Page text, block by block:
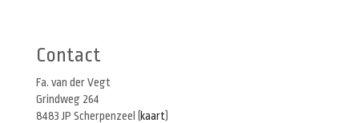
Contact
Fa. van der Vegt
Grindweg 264
8483 JP Scherpenzeel (
kaart